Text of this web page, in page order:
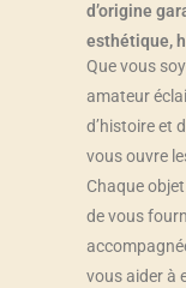
d’origine
esthétique,
Que vous
amateur
d’histoire et
vous ouvre
Chaque
de vous
vous aider à